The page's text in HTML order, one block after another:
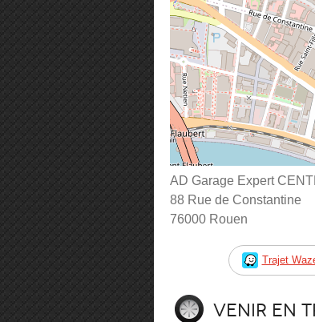
AD Garage Expert
88 Rue de Constantine
76000 Rouen
Trajet
Venir en